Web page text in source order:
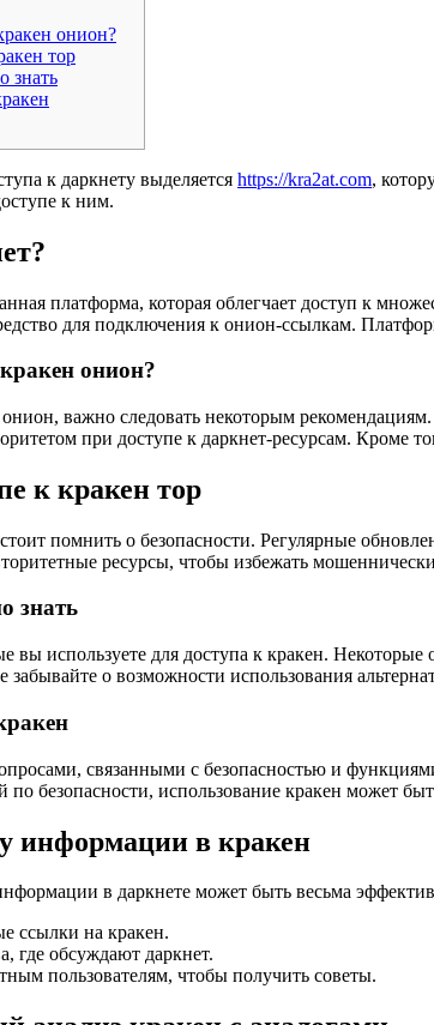
онион?
тор
знать
к даркнету выделяется https://kra2at.com,
к ним.
платформа, которая облегчает доступ к
для подключения к онион-ссылкам.
онион?
онион, важно следовать некоторым
при доступе к даркнет-ресурсам. Кроме
к кракен тор
помнить о безопасности. Регулярные
ресурсы, чтобы избежать
знать
вы используете для доступа к кракен.
забывайте о возможности использования
связанными с безопасностью и
безопасности, использование кракен может
информации в кракен
в даркнете может быть весьма
ссылки на кракен.
где обсуждают даркнет.
пользователям, чтобы получить советы.